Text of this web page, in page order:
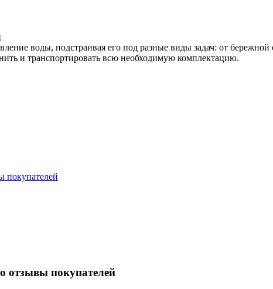
воды, подстраивая его под разные виды задач: от
и транспортировать всю необходимую комплектацию.
покупателей
отзывы покупателей